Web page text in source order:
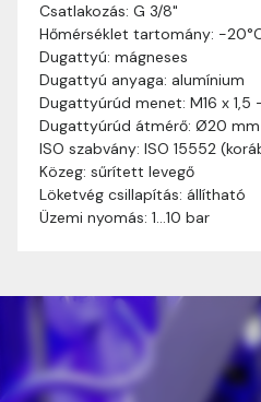
Csatlakozás: G 3/8"
Hőmérséklet tartomány: -
Dugattyú: mágneses
Dugattyú anyaga: alumínium
Dugattyúrúd menet: M16 x 1,5
Dugattyúrúd átmérő: Ø20 mm
ISO szabvány: ISO 15552
Közeg: sűrített levegő
Löketvég csillapítás: állítható
Üzemi nyomás: 1…10 bar
Szállítási idő:Általában
munkanapon belül
valamilyen okból
ideig tart, előre
Szállítási díj:A szállítási
és a szállítási cím
díjat a vásárlás
mielőtt a rendelést